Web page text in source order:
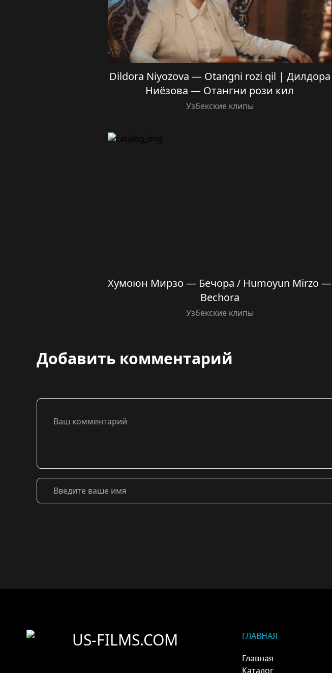
Dildora Niyozova — Otangni rozi qil | Дилдора
Ниёзова — Отангни рози кил
Узбекские клипы
Хумоюн Мирзо — Бечора / Humoyun Mirzo —
Bechora
Узбекские клипы
Добавить комментарий
US-FILMS.COM
ГЛАВНАЯ
Главная
Каталог